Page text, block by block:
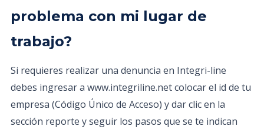
problema con mi lugar de
trabajo?
Si requieres realizar una denuncia en Integri-line
debes ingresar a www.integriline.net colocar el id de tu
empresa (Código Único de Acceso) y dar clic en la
sección reporte y seguir los pasos que se te indican